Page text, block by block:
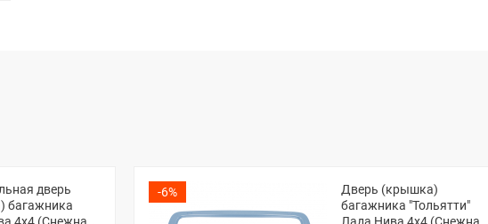
дверь
багажника
4х4 (Снежная
-6%
Дверь (крышка)
багажника "Тольятти"
Лада Нива 4х4 (Снежная